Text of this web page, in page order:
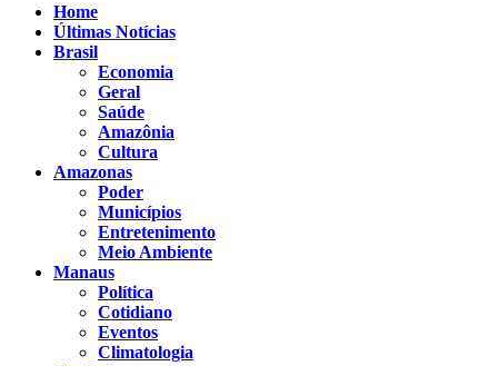
Home
Últimas Notícias
Brasil
Economia
Geral
Saúde
Amazônia
Cultura
Amazonas
Poder
Municípios
Entretenimento
Meio Ambiente
Manaus
Política
Cotidiano
Eventos
Climatologia